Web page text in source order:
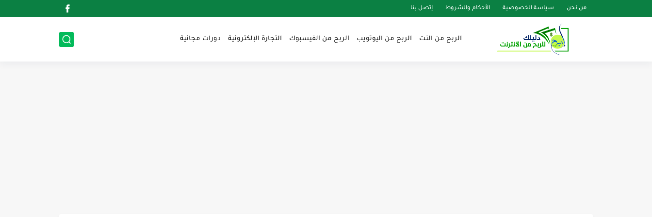
من نحن سياسة الخصوصية الأحكام والشروط إتصل بنا
الربح من النت الربح من اليوتويب الربح من الفيسبوك التجارة الإلكترونية دورات مجانية